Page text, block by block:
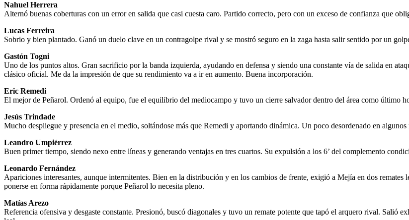
Nahuel Herrera
Alternó buenas coberturas con un error en salida que casi cuesta caro. Partido correcto, pero con un exceso de confianza que
Lucas Ferreira
Sobrio y bien plantado. Ganó un duelo clave en un contragolpe rival y se mostró seguro en la zaga hasta salir sentido por un
Gastón Togni
Uno de los puntos altos. Gran sacrificio por la banda izquierda, ayudando en defensa y siendo una constante vía de salida en
clásico oficial. Me da la impresión de que su rendimiento va a ir en aumento. Buena incorporación.
Eric Remedi
El mejor de Peñarol. Ordenó al equipo, fue el equilibrio del mediocampo y tuvo un cierre salvador dentro del área como último
Jesús Trindade
Mucho despliegue y presencia en el medio, soltándose más que Remedi y aportando dinámica. Un poco desordenado en algunos
Leandro Umpiérrez
Buen primer tiempo, siendo nexo entre líneas y generando ventajas en tres cuartos. Su expulsión a los 6’ del complemento
Leonardo Fernández
Apariciones interesantes, aunque intermitentes. Bien en la distribución y en los cambios de frente, exigió a Mejía en dos
ponerse en forma rápidamente porque Peñarol lo necesita pleno.
Matías Arezo
Referencia ofensiva y desgaste constante. Presionó, buscó diagonales y tuvo un remate potente que tapó el arquero rival. Salió